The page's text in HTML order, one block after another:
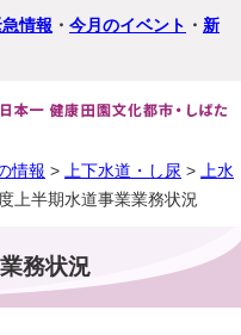
情報 ・ 今月のイベント ・ 新
情報 > 上下水道・し尿 >
上水
上半期水道事業業務状況
務状況